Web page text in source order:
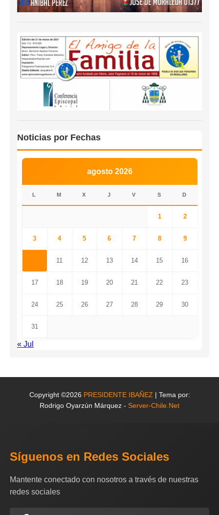
Noticias por Fechas
agosto 2026
L M X J V S D
1 2
3 4 5 6 7 8 9
11 12 13 14 15 16
17 18 19 20 21 22 23
24 25 26 27 28 29 30
31
« Jul
Copyright ©2026 PRESIDENTE IBAÑEZ | Tema por:
Rodrigo Oyarzún Márquez - Server-Chile.Net
Síguenos en Redes Sociales
Mantente conectado con nosotros a través de nuestras
redes sociales